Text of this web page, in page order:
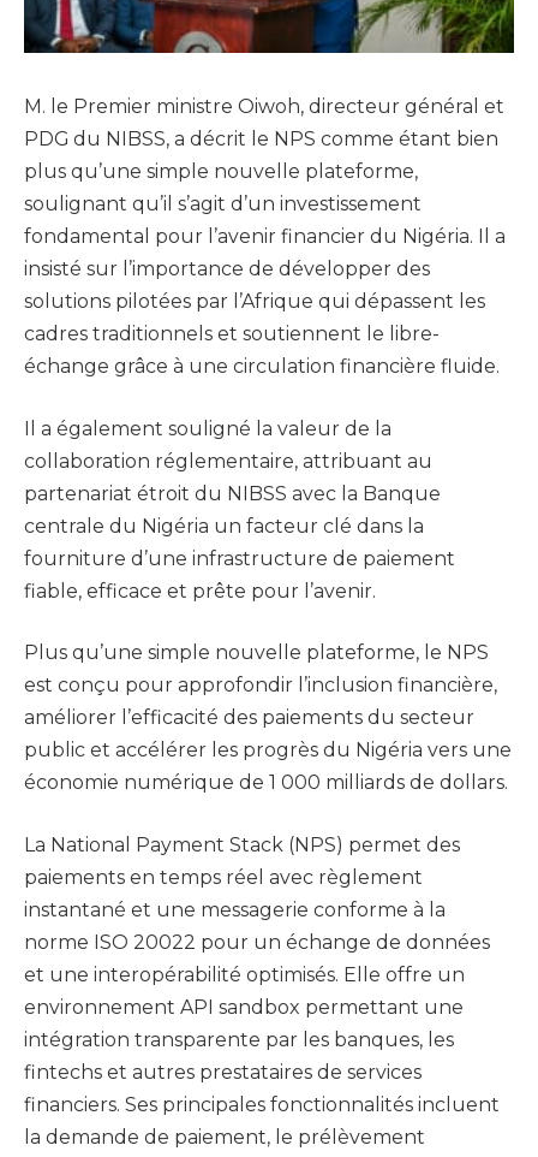
M. le Premier ministre Oiwoh, directeur général et
PDG du NIBSS, a décrit le NPS comme étant bien
plus qu’une simple nouvelle plateforme,
soulignant qu’il s’agit d’un investissement
fondamental pour l’avenir financier du Nigéria. Il a
insisté sur l’importance de développer des
solutions pilotées par l’Afrique qui dépassent les
cadres traditionnels et soutiennent le libre-
échange grâce à une circulation financière fluide.
Il a également souligné la valeur de la
collaboration réglementaire, attribuant au
partenariat étroit du NIBSS avec la Banque
centrale du Nigéria un facteur clé dans la
fourniture d’une infrastructure de paiement
fiable, efficace et prête pour l’avenir.
Plus qu’une simple nouvelle plateforme, le NPS
est conçu pour approfondir l’inclusion financière,
améliorer l’efficacité des paiements du secteur
public et accélérer les progrès du Nigéria vers une
économie numérique de 1 000 milliards de dollars.
La National Payment Stack (NPS) permet des
paiements en temps réel avec règlement
instantané et une messagerie conforme à la
norme ISO 20022 pour un échange de données
et une interopérabilité optimisés. Elle offre un
environnement API sandbox permettant une
intégration transparente par les banques, les
fintechs et autres prestataires de services
financiers. Ses principales fonctionnalités incluent
la demande de paiement, le prélèvement